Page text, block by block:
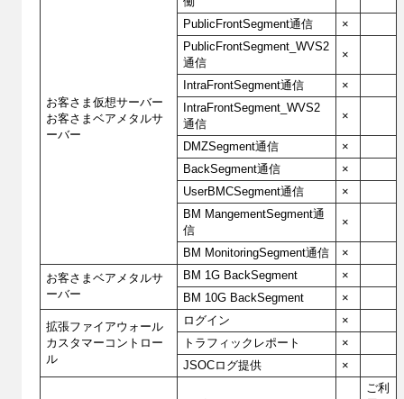
お客さま仮想サーバー
お客さまベアメタルサ
ーバー
PublicFrontSegment通信
×
PublicFrontSegment_WVS2
通信
×
IntraFrontSegment通信
×
IntraFrontSegment_WVS2
通信
×
DMZSegment通信
×
BackSegment通信
×
UserBMCSegment通信
×
BM MangementSegment通
信
×
BM MonitoringSegment通信
×
お客さまベアメタルサ
ーバー
BM 1G BackSegment
×
BM 10G BackSegment
×
拡張ファイアウォール
カスタマーコントロー
ル
ログイン
×
トラフィックレポート
×
JSOCログ提供
×
ご利